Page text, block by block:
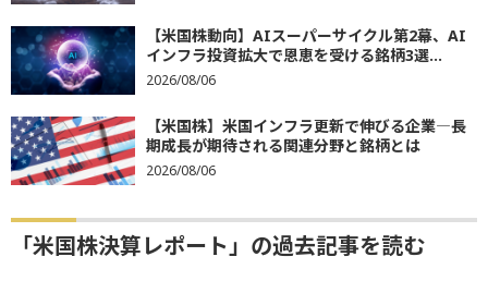
【米国株動向】AIスーパーサイクル第2幕、AI
インフラ投資拡大で恩恵を受ける銘柄3選...
2026/08/06
【米国株】米国インフラ更新で伸びる企業―長
期成長が期待される関連分野と銘柄とは
2026/08/06
「米国株決算レポート」の過去記事を読む